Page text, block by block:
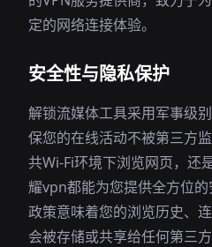
定的网络连接体验。
安全性与隐私保护
解锁流媒体工具采用军事级
保您的在线活动不被第三方
共Wi-Fi环境下浏览网页，还
耀vpn都能为您提供全方位
政策意味着您的浏览历史、
会被存储或共享给任何第三方